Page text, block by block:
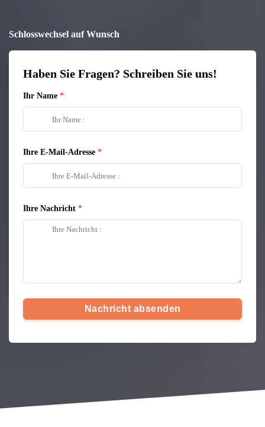
Schlosswechsel auf Wunsch
Haben Sie Fragen? Schreiben Sie uns!
Ihr Name
Ihre E-Mail-Adresse
Ihre Nachricht
Nachricht absenden